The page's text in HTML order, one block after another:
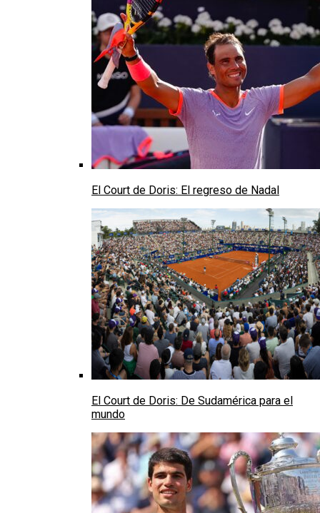
El Court de Doris: El regreso de Nadal
El Court de Doris: De Sudamérica para el
mundo